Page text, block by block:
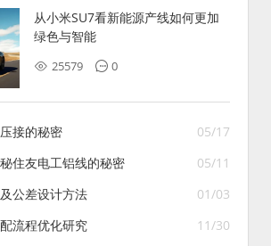
从小米SU7看新能源产线如何更加
绿色与智能
25579 0
05/17
接的秘密
05/11
住友电工铝线的秘密
01/03
公差设计方法
11/30
流程优化研究